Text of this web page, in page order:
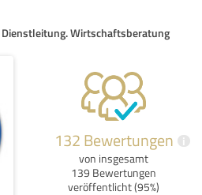
Wirtschaftsberatung
132 Bewertungen i
von insgesamt
139 Bewertungen
veröffentlicht (95%)